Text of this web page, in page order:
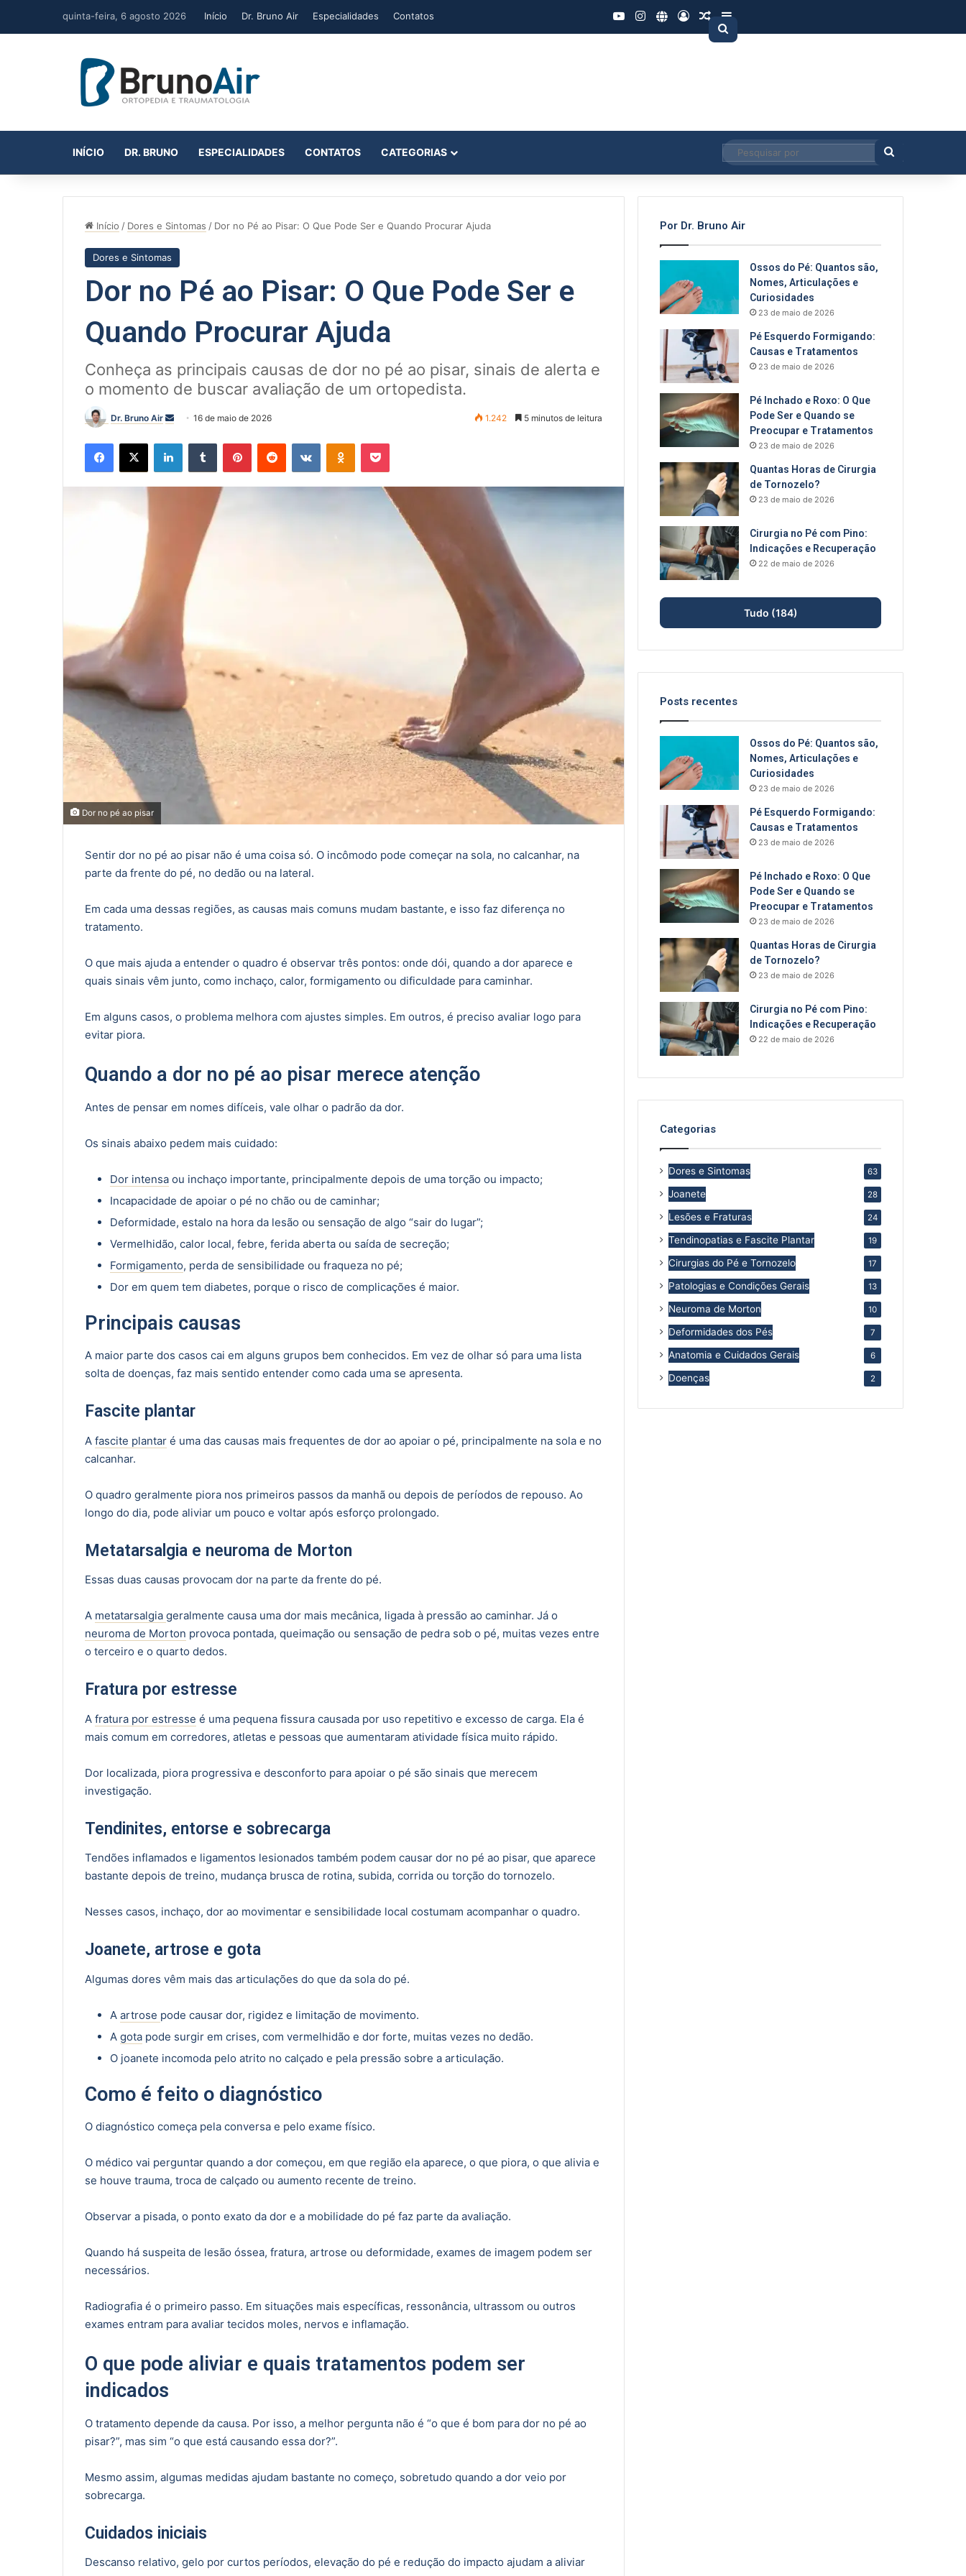
quinta-feira, 6 agosto 2026 Início Dr. Bruno Air Especialidades Contatos YouTubeInstagram
SiteEntrarArtigo aleatório
Barra Lateral
Pesquisar
INÍCIO DR. BRUNO ESPECIALIDADES CONTATOS CATEGORIAS
Pesquisar
por
Início / Dores e Sintomas / Dor no Pé ao Pisar: O Que Pode Ser e Quando Procurar Ajuda
Dores e Sintomas
Dor no Pé ao Pisar: O Que Pode Ser e
Quando Procurar Ajuda
Conheça as principais causas de dor no pé ao pisar, sinais de alerta e
o momento de buscar avaliação de um ortopedista.
Dr. Bruno Air
Mande
mail
16 de maio de 2026 1.242 5 minutos de leitura
Facebook
X LinkedinTumblr PinterestReddit VK OK Pocket
Dor no pé ao pisar
Sentir dor no pé ao pisar não é uma coisa só. O incômodo pode começar na sola, no calcanhar, na
parte da frente do pé, no dedão ou na lateral.
Em cada uma dessas regiões, as causas mais comuns mudam bastante, e isso faz diferença no
tratamento.
O que mais ajuda a entender o quadro é observar três pontos: onde dói, quando a dor aparece e
quais sinais vêm junto, como inchaço, calor, formigamento ou dificuldade para caminhar.
Em alguns casos, o problema melhora com ajustes simples. Em outros, é preciso avaliar logo para
evitar piora.
Quando a dor no pé ao pisar merece atenção
Antes de pensar em nomes difíceis, vale olhar o padrão da dor.
Os sinais abaixo pedem mais cuidado:
Dor intensa ou inchaço importante, principalmente depois de uma torção ou impacto;
Incapacidade de apoiar o pé no chão ou de caminhar;
Deformidade, estalo na hora da lesão ou sensação de algo “sair do lugar”;
Vermelhidão, calor local, febre, ferida aberta ou saída de secreção;
Formigamento, perda de sensibilidade ou fraqueza no pé;
Dor em quem tem diabetes, porque o risco de complicações é maior.
Principais causas
A maior parte dos casos cai em alguns grupos bem conhecidos. Em vez de olhar só para uma lista
solta de doenças, faz mais sentido entender como cada uma se apresenta.
Fascite plantar
A fascite plantar é uma das causas mais frequentes de dor ao apoiar o pé, principalmente na sola e no
calcanhar.
O quadro geralmente piora nos primeiros passos da manhã ou depois de períodos de repouso. Ao
longo do dia, pode aliviar um pouco e voltar após esforço prolongado.
Metatarsalgia e neuroma de Morton
Essas duas causas provocam dor na parte da frente do pé.
A metatarsalgia geralmente causa uma dor mais mecânica, ligada à pressão ao caminhar. Já o
neuroma de Morton provoca pontada, queimação ou sensação de pedra sob o pé, muitas vezes entre
o terceiro e o quarto dedos.
Fratura por estresse
A fratura por estresse é uma pequena fissura causada por uso repetitivo e excesso de carga. Ela é
mais comum em corredores, atletas e pessoas que aumentaram atividade física muito rápido.
Dor localizada, piora progressiva e desconforto para apoiar o pé são sinais que merecem
investigação.
Tendinites, entorse e sobrecarga
Tendões inflamados e ligamentos lesionados também podem causar dor no pé ao pisar, que aparece
bastante depois de treino, mudança brusca de rotina, subida, corrida ou torção do tornozelo.
Nesses casos, inchaço, dor ao movimentar e sensibilidade local costumam acompanhar o quadro.
Joanete, artrose e gota
Algumas dores vêm mais das articulações do que da sola do pé.
A artrose pode causar dor, rigidez e limitação de movimento.
A gota pode surgir em crises, com vermelhidão e dor forte, muitas vezes no dedão.
O joanete incomoda pelo atrito no calçado e pela pressão sobre a articulação.
Como é feito o diagnóstico
O diagnóstico começa pela conversa e pelo exame físico.
O médico vai perguntar quando a dor começou, em que região ela aparece, o que piora, o que alivia e
se houve trauma, troca de calçado ou aumento recente de treino.
Observar a pisada, o ponto exato da dor e a mobilidade do pé faz parte da avaliação.
Quando há suspeita de lesão óssea, fratura, artrose ou deformidade, exames de imagem podem ser
necessários.
Radiografia é o primeiro passo. Em situações mais específicas, ressonância, ultrassom ou outros
exames entram para avaliar tecidos moles, nervos e inflamação.
O que pode aliviar e quais tratamentos podem ser
indicados
O tratamento depende da causa. Por isso, a melhor pergunta não é “o que é bom para dor no pé ao
pisar?”, mas sim “o que está causando essa dor?”.
Mesmo assim, algumas medidas ajudam bastante no começo, sobretudo quando a dor veio por
sobrecarga.
Cuidados iniciais
Descanso relativo, gelo por curtos períodos, elevação do pé e redução do impacto ajudam a aliviar
Por Dr. Bruno Air
Ossos do Pé: Quantos são,
Nomes, Articulações e
Curiosidades
23 de maio de 2026
Pé Esquerdo Formigando:
Causas e Tratamentos
23 de maio de 2026
Pé Inchado e Roxo: O Que
Pode Ser e Quando se
Preocupar e Tratamentos
23 de maio de 2026
Quantas Horas de Cirurgia
de Tornozelo?
23 de maio de 2026
Cirurgia no Pé com Pino:
Indicações e Recuperação
22 de maio de 2026
Tudo (184)
Posts recentes
Ossos do Pé: Quantos são,
Nomes, Articulações e
Curiosidades
23 de maio de 2026
Pé Esquerdo Formigando:
Causas e Tratamentos
23 de maio de 2026
Pé Inchado e Roxo: O Que
Pode Ser e Quando se
Preocupar e Tratamentos
23 de maio de 2026
Quantas Horas de Cirurgia
de Tornozelo?
23 de maio de 2026
Cirurgia no Pé com Pino:
Indicações e Recuperação
22 de maio de 2026
Categorias
Dores e Sintomas 63
Joanete 28
Lesões e Fraturas 24
Tendinopatias e Fascite Plantar 19
Cirurgias do Pé e Tornozelo 17
Patologias e Condições Gerais 13
Neuroma de Morton 10
Deformidades dos Pés 7
Anatomia e Cuidados Gerais 6
Doenças 2